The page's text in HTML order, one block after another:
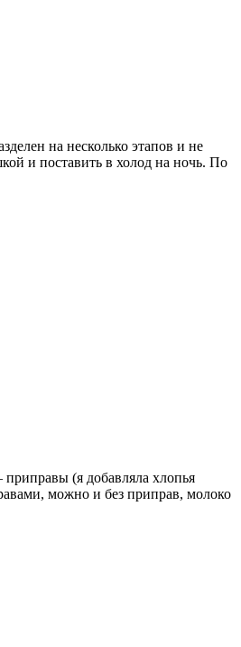
на несколько этапов и не
и поставить в холод на ночь. По
(я добавляла хлопья
можно и без приправ, молоко